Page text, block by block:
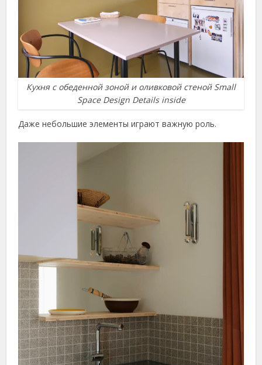
Кухня с обеденной зоной и оливковой стеной Small
Space Design Details inside
Даже небольшие элементы играют важную роль.